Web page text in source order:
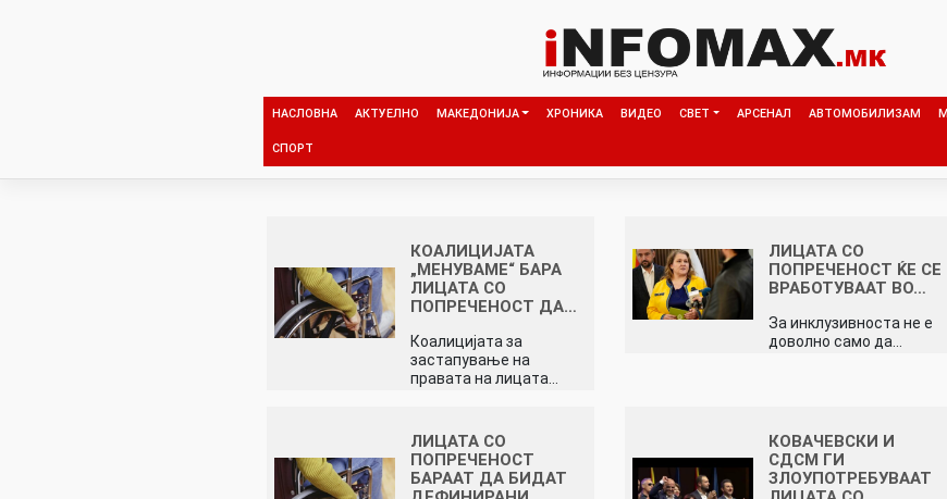
НАСЛОВНА АКТУЕЛНО МАКЕДОНИЈА ХРОНИКА ВИДЕО СВЕТ АРСЕНАЛ АВТОМОБИЛИЗАМ
СПОРТ
КОАЛИЦИЈАТА
„МЕНУВАМЕ“ БАРА
ЛИЦАТА СО
ПОПРЕЧЕНОСТ ДА…
Коалицијата за
застапување на
правата на лицата…
ЛИЦАТА CO
ПОПРЕЧЕНОСТ ЌЕ СЕ
ВРАБОТУВААТ ВО…
За инклузивноста не е
доволно само да…
ЛИЦАТА СО
ПОПРЕЧЕНОСТ
БАРААТ ДА БИДАТ
КОВАЧЕВСКИ И
СДСМ ГИ
ЗЛОУПОТРЕБУВААТ